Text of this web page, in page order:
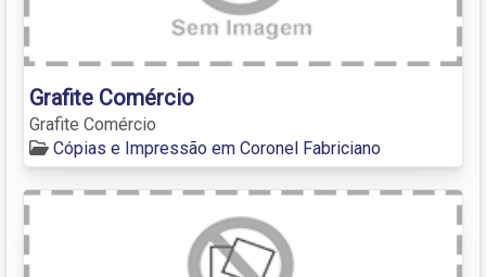
Grafite Comércio
Grafite Comércio
Cópias e Impressão em Coronel Fabriciano